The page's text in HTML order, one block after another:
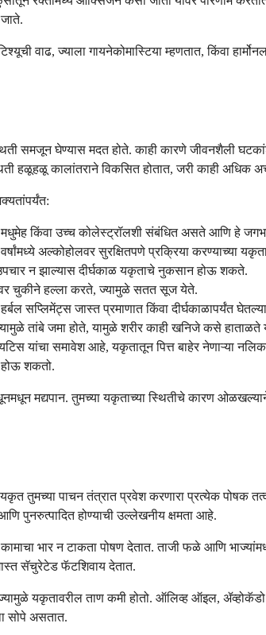
वाढ, ज्याला गायनेकोमास्टिया म्हणतात, किंवा
समजून घेण्यास मदत होते. काही कारणे जीवनशैली
हळूहळू कालांतराने विकसित होतात, जरी काही अधिक
मधुमेह किंवा उच्च कोलेस्ट्रॉलशी संबंधित असते आणि हे
अल्कोहोलवर सुरक्षितपणे प्रक्रिया करण्याच्या
न झाल्यास दीर्घकाळ यकृताचे नुकसान होऊ शकते.
चुकीने हल्ला करते, ज्यामुळे सतत सूज येते.
सप्लिमेंट्स जास्त प्रमाणात किंवा दीर्घकाळापर्यंत
तांबे जमा होते, यामुळे शरीर काही खनिजे कसे हाताळते
यांचा समावेश आहे, यकृतातून पित्त बाहेर नेणाऱ्या
होऊ शकतो.
तुमच्या यकृताच्या स्थितीचे कारण ओळखल्याने
तुमच्या पाचन तंत्रात प्रवेश करणारा प्रत्येक पोषक
पुनरुत्पादित होण्याची उल्लेखनीय क्षमता आहे.
भार न टाकता पोषण देतात. ताजी फळे आणि
सॅचुरेटेड फॅटशिवाय देतात.
यकृतावरील ताण कमी होतो. ऑलिव्ह ऑइल,
सोपे असतात.